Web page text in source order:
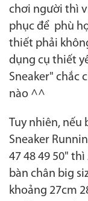
chơi người thì
phục để phù
thiết phải
dụng cụ thiết
Sneaker" chắc
nào ^^
Tuy nhiên, nếu
Sneaker
47 48 49 50"
bàn chân big
khoảng 27cm